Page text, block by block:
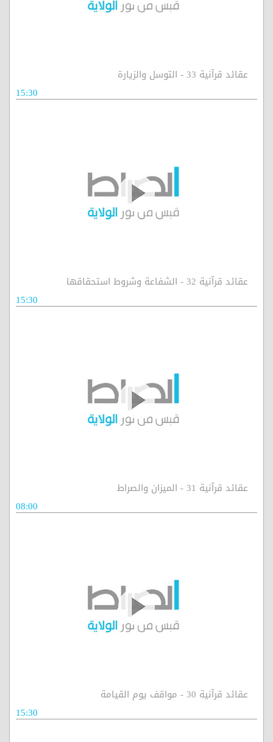
عقائد قرآنية 33 - التوسل والزيارة
15:30
عقائد قرآنية 32 - الشفاعة وشروط استحقاقها
15:30
عقائد قرآنية 31 - الميزان والصراط
08:00
عقائد قرآنية 30 - مواقف يوم القيامة
15:30